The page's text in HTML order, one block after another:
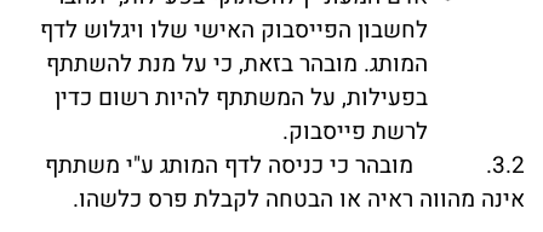
לחשבון הפייסבוק האישי שלו ויגלוש לדף
המותג. מובהר בזאת, כי על מנת להשתתף
בפעילות, על המשתתף להיות רשום כדין
לרשת פייסבוק.
3.2. מובהר כי כניסה לדף המותג ע"י משתתף
אינה מהווה ראיה או הבטחה לקבלת פרס כלשהו.